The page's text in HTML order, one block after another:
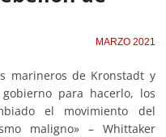
MARZO 2021
marineros de Kronstadt y
para hacerlo, los
el movimiento del
maligno» – Whittaker